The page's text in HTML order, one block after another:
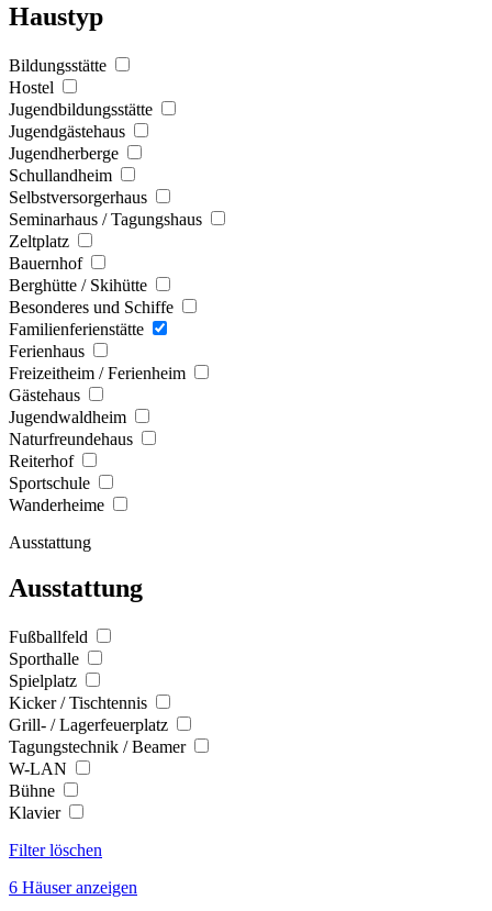
Haustyp
Bildungsstätte
Hostel
Jugendbildungsstätte
Jugendgästehaus
Jugendherberge
Schullandheim
Selbstversorgerhaus
Seminarhaus / Tagungshaus
Zeltplatz
Bauernhof
Berghütte / Skihütte
Besonderes und Schiffe
Familienferienstätte
Ferienhaus
Freizeitheim / Ferienheim
Gästehaus
Jugendwaldheim
Naturfreundehaus
Reiterhof
Sportschule
Wanderheime
Ausstattung
Ausstattung
Fußballfeld
Sporthalle
Spielplatz
Kicker / Tischtennis
Grill- / Lagerfeuerplatz
Tagungstechnik / Beamer
W-LAN
Bühne
Klavier
Filter löschen
6 Häuser anzeigen